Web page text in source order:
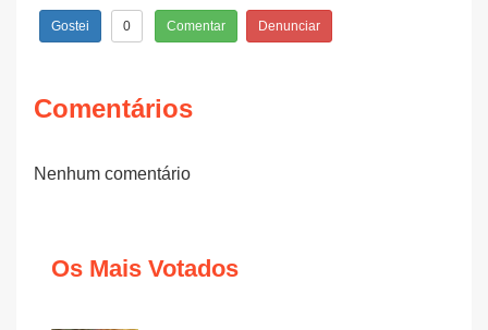
Gostei 0 Comentar Denunciar
Comentários
Nenhum comentário
Os Mais Votados